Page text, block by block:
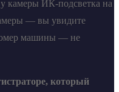
камеры ИК-подсветка на
— вы увидите
машины — не
который